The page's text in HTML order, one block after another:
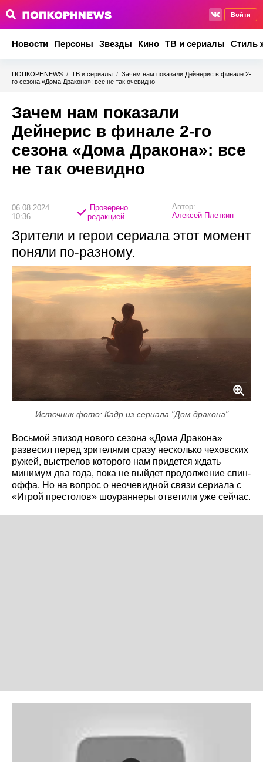
Войти
Новости Персоны Звезды Кино ТВ и сериалы Стиль
ПОПКОРНNEWS / ТВ и сериалы / Зачем нам показали Дейнерис в финале 2-
го сезона «Дома Дракона»: все не так очевидно
Зачем нам показали
Дейнерис в финале 2-го
сезона «Дома Дракона»: все
не так очевидно
06.08.2024
10:36
Проверено
редакцией
Автор:
Алексей Плеткин
Зрители и герои сериала этот момент
поняли по-разному.
Источник фото: Кадр из сериала "Дом дракона"
Восьмой эпизод нового сезона «Дома Дракона»
развесил перед зрителями сразу несколько чеховских
ружей, выстрелов которого нам придется ждать
минимум два года, пока не выйдет продолжение спин-
оффа. Но на вопрос о неочевидной связи сериала с
«Игрой престолов» шоураннеры ответили уже сейчас.